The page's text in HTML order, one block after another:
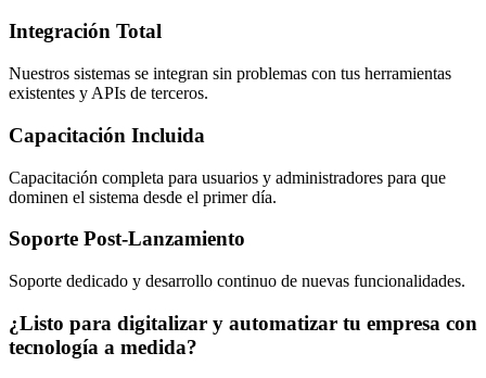
Integración Total
Nuestros sistemas se integran sin problemas con tus herramientas
existentes y APIs de terceros.
Capacitación Incluida
Capacitación completa para usuarios y administradores para que
dominen el sistema desde el primer día.
Soporte Post-Lanzamiento
Soporte dedicado y desarrollo continuo de nuevas funcionalidades.
¿Listo para digitalizar y automatizar tu empresa con
tecnología a medida?